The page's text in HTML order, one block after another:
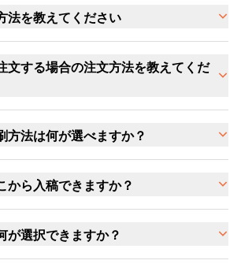
法を教えてください
文する場合の注文方法を教えてくだ
方法は何が選べますか？
から入稿できますか？
が選択できますか？